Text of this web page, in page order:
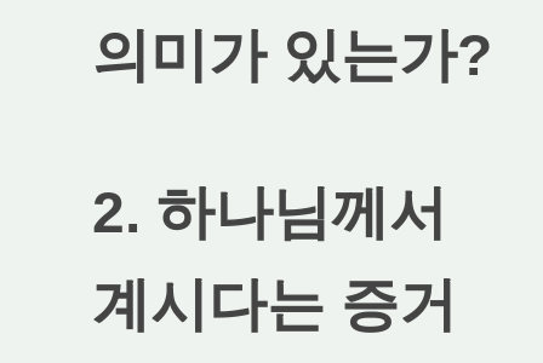
의미가 있는가?
2. 하나님께서
계시다는 증거